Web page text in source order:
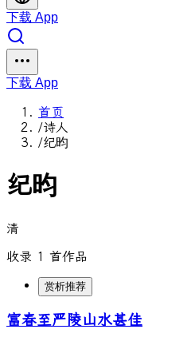
下载 App
下载 App
首页
/诗人
/纪昀
纪昀
清
收录 1 首作品
赏析推荐
富春至严陵山水甚佳